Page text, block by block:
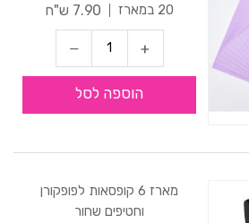
20 במארז
7.90 ש"ח
הוספה לסל
מארז 6 קופסאות לפופקורן
וחטיפים שחור